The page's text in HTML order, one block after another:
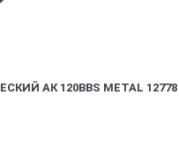
АК 120BBS METAL 12778